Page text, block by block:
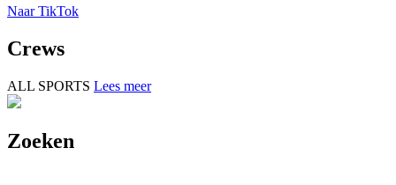
Naar TikTok
Crews
ALL SPORTS Lees meer
Zoeken